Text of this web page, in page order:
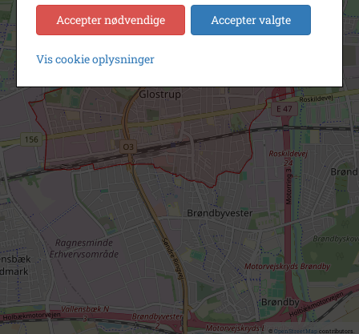
© OpenStreetMapcontributors.
Accepter nødvendige Accepter valgte
Vis cookie oplysninger